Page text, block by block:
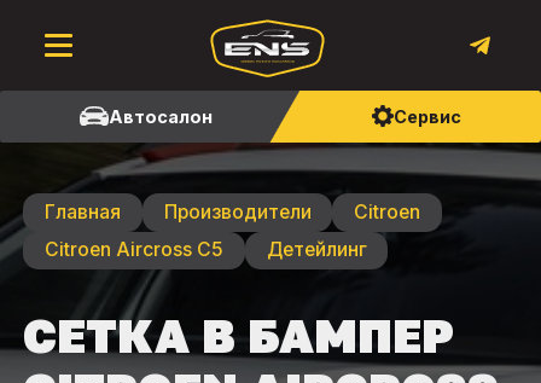
Автосалон Сервис
Главная Производители
Citroen
Citroen Aircross C5
Детейлинг
СЕТКА В БАМПЕР